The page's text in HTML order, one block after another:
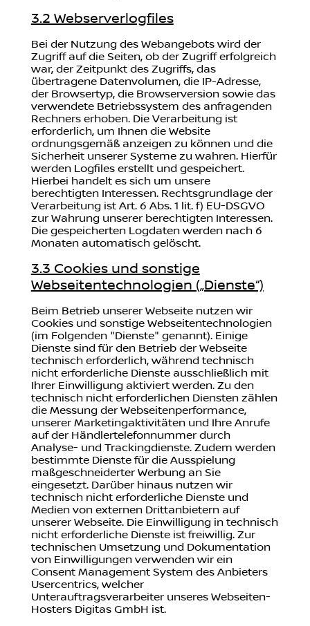
3.2 Webserverlogfiles
Bei der Nutzung des Webangebots wird der
Zugriff auf die Seiten, ob der Zugriff erfolgreich
war, der Zeitpunkt des Zugriffs, das
übertragene Datenvolumen, die IP-Adresse,
der Browsertyp, die Browserversion sowie das
verwendete Betriebssystem des anfragenden
Rechners erhoben. Die Verarbeitung ist
erforderlich, um Ihnen die Website
ordnungsgemäß anzeigen zu können und die
Sicherheit unserer Systeme zu wahren. Hierfür
werden Logfiles erstellt und gespeichert.
Hierbei handelt es sich um unsere
berechtigten Interessen. Rechtsgrundlage der
Verarbeitung ist Art. 6 Abs. 1 lit. f) EU-DSGVO
zur Wahrung unserer berechtigten Interessen.
Die gespeicherten Logdaten werden nach 6
Monaten automatisch gelöscht.
3.3 Cookies und sonstige
Webseitentechnologien („Dienste“)
Beim Betrieb unserer Webseite nutzen wir
Cookies und sonstige Webseitentechnologien
(im Folgenden "Dienste" genannt). Einige
Dienste sind für den Betrieb der Webseite
technisch erforderlich, während technisch
nicht erforderliche Dienste ausschließlich mit
Ihrer Einwilligung aktiviert werden. Zu den
technisch nicht erforderlichen Diensten zählen
die Messung der Webseitenperformance,
unserer Marketingaktivitäten und Ihre Anrufe
auf der Händlertelefonnummer durch
Analyse- und Trackingdienste. Zudem werden
bestimmte Dienste für die Ausspielung
maßgeschneiderter Werbung an Sie
eingesetzt. Darüber hinaus nutzen wir
technisch nicht erforderliche Dienste und
Medien von externen Drittanbietern auf
unserer Webseite. Die Einwilligung in technisch
nicht erforderliche Dienste ist freiwillig. Zur
technischen Umsetzung und Dokumentation
von Einwilligungen verwenden wir ein
Consent Management System des Anbieters
Usercentrics, welcher
Unterauftragsverarbeiter unseres Webseiten-
Hosters Digitas GmbH ist.